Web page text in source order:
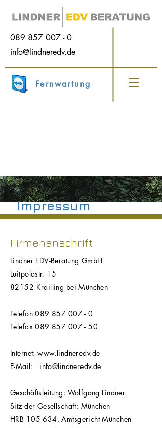
089 857 007 - 0
info@lindneredv.de
Fernwartung
Firmenanschrift
Lindner EDV-Beratung GmbH
Luitpoldstr. 15
82152 Krailling bei München
Telefon089 857 007 - 0
Telefax089 857 007 - 50
Internet:www.lindneredv.de
E-Mail: info@lindneredv.de
Geschäftsleitung: Wolfgang Lindner
Sitz der Gesellschaft: München
HRB 105 634, Amtsgericht München
Impressum